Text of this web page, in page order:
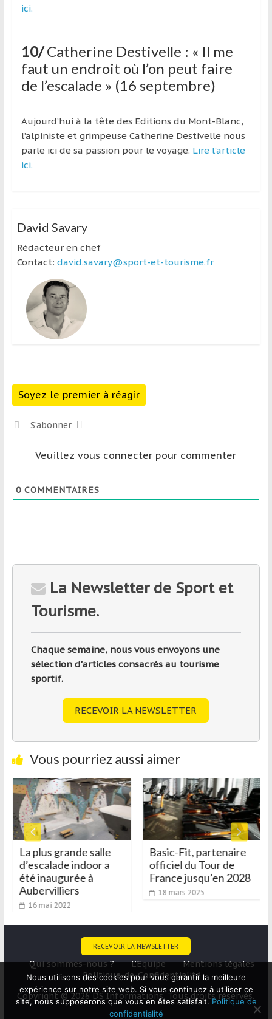
ici.
10/Catherine Destivelle : « Il me
faut un endroit où l’on peut faire
de l’escalade » (16 septembre)
Aujourd’hui à la tête des Editions du Mont-Blanc,
l’alpiniste et grimpeuse Catherine Destivelle nous
parle ici de sa passion pour le voyage. Lire l’article
ici.
David Savary
Rédacteur en chef
Contact: david.savary@sport-et-tourisme.fr
Soyez le premier à réagir
S’abonner
Veuillez vous connecter pour commenter
0COMMENTAIRES
La Newsletter de Sport et
Tourisme.
Chaque semaine, nous vous envoyons une
sélection d'articles consacrés au tourisme
sportif.
RECEVOIR LA NEWSLETTER
Vous pourriez aussi aimer
La plus grande salle
d’escalade indoor a
été inaugurée à
Aubervilliers
16 mai 2022
Basic-Fit, partenaire
officiel du Tour de
France jusqu’en 2028
18 mars 2025
RECEVOIR LA NEWSLETTER
Qui sommes-nous ? L’Equipe
Mentions légales
Politique-de-Confidentialité
Copyright © 2026 DS Informations. Tous droits réservés.
Nous utilisons des cookies pour vous garantir la meilleure
expérience sur notre site web. Si vous continuez à utiliser ce
site, nous supposerons que vous en êtes satisfait.Politique de
confidentialité